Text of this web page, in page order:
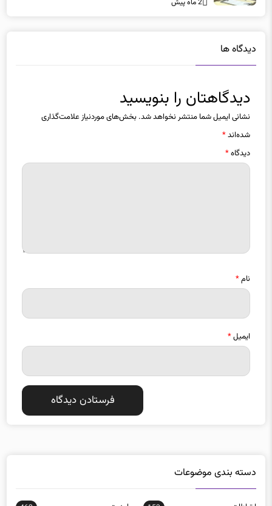
نشانی ایمیل شما منتشر نخواهد شد.بخش‌های موردنیاز علامت‌گذاری
شده‌اند*
دیدگاه*
ایمیل*
ارتباطات